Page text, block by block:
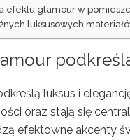
efektu glamour w
luksusowych
luksus i
oraz stają się
efektowne akcenty